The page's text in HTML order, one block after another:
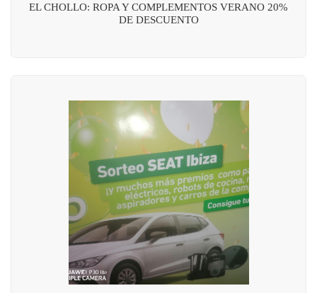
EL CHOLLO: ROPA Y COMPLEMENTOS VERANO 20%
DE DESCUENTO